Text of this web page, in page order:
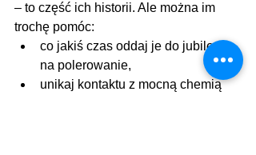
– to część ich historii. Ale można im
trochę pomóc:
co jakiś czas oddaj je do jubilera
na polerowanie,
unikaj kontaktu z mocną chemią